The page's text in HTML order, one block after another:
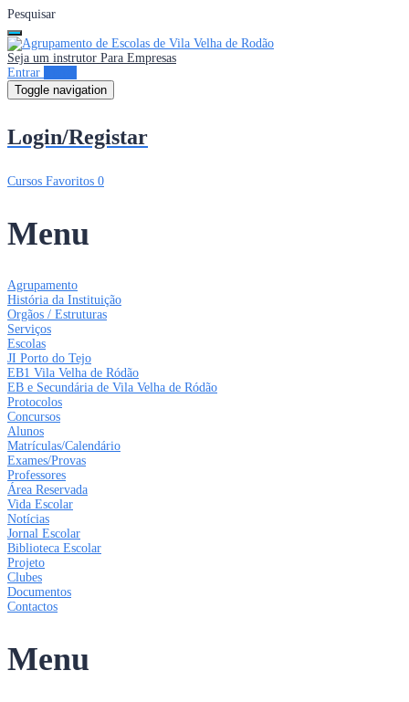
Pesquisar
Seja um instrutor Para Empresas
Entrar
Toggle navigation
Login/Registar
Cursos Favoritos 0
Menu
Agrupamento
História da Instituição
Orgãos / Estruturas
Serviços
Escolas
JI Porto do Tejo
EB1 Vila Velha de Ródão
EB e Secundária de Vila Velha de Ródão
Protocolos
Concursos
Alunos
Matrículas/Calendário
Exames/Provas
Professores
Área Reservada
Vida Escolar
Notícias
Jornal Escolar
Biblioteca Escolar
Projeto
Clubes
Documentos
Contactos
Menu